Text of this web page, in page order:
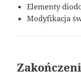
Elementy
Modyfikacja